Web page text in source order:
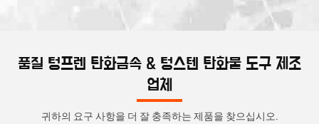
품질 텅프렌 탄화금속 & 텅스텐 탄화물 도구 제조
업체
귀하의 요구 사항을 더 잘 충족하는 제품을 찾으십시오.